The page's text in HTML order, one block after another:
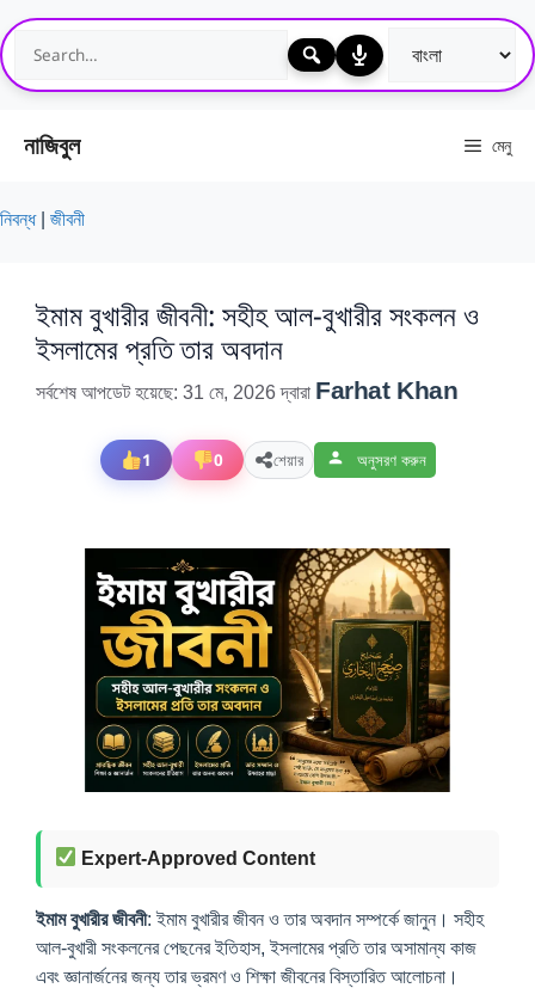
এড়িেয়
লেখায়
যান
নাজিবুল মেনু
নিবন্ধ| জীবনী
ইমাম বুখারীর জীবনী: সহীহ আল-বুখারীর সংকলন ও
ইসলামের প্রতি তার অবদান
সর্বশেষ আপডেট হয়েছে: 31 মে, 2026দ্বারা Farhat Khan
1 0 শেয়ার অনুসরণ করুন
Expert-Approved Content
ইমাম বুখারীর জীবনী: ইমাম বুখারীর জীবন ও তার অবদান সম্পর্কে জানুন। সহীহ
আল-বুখারী সংকলনের পেছনের ইতিহাস, ইসলামের প্রতি তার অসামান্য কাজ
এবং জ্ঞানার্জনের জন্য তার ভ্রমণ ও শিক্ষা জীবনের বিস্তারিত আলোচনা।